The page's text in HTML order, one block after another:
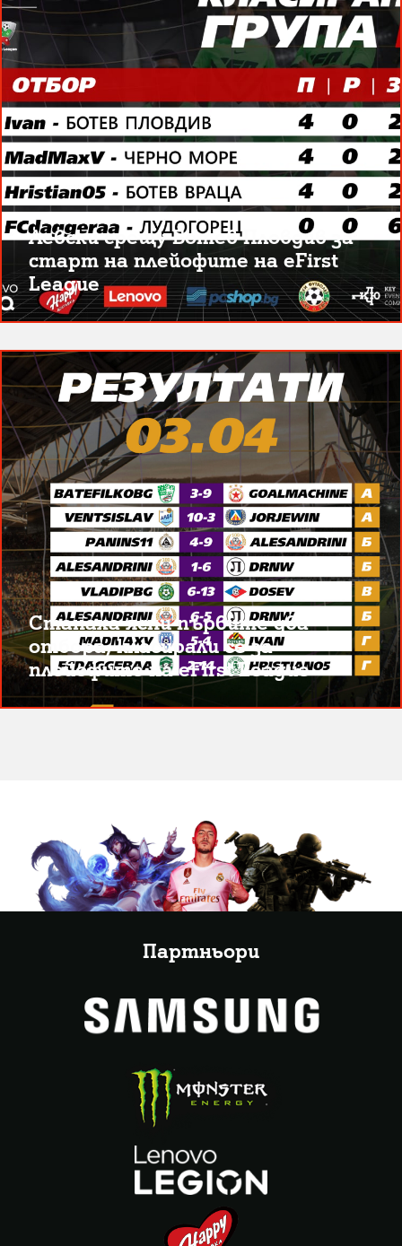
Левски срещу Ботев Пловдив за
старт на плейофите на eFirst
League
Станаха ясни първите два
отбора, класирали се за
плейофите на eFirst League
Партньори